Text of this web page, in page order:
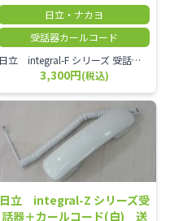
日立・ナカヨ
受話器カールコード
日立 integral-F シリーズ 受話器＋カールコード セット（白）／本商品は中古品となります。 写真では分かりにくいキズ・汚れなどの使用感があります。 経年変化で日焼けの色味が強くなる場合がございます。 予めご理解・ご了承頂きますようお願いいたします。
3,300円(税込)
日立 integral-Z シリーズ受
話器＋カールコード(白) 送